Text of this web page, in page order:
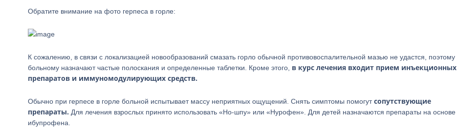
Обратите внимание на фото герпеса в горле:
К сожалению, в связи с локализацией новообразований смазать горло обычной противовоспалительной мазью не удастся, поэтому
больному назначают частые полоскания и определенные таблетки. Кроме этого, в курс лечения входит прием инъекционных
препаратов и иммуномодулирующих средств.
Обычно при герпесе в горле больной испытывает массу неприятных ощущений. Снять симптомы помогутсопутствующие
препараты. Для лечения взрослых принято использовать «Но-шпу» или «Нурофен». Для детей назначаются препараты на основе
ибупрофена.